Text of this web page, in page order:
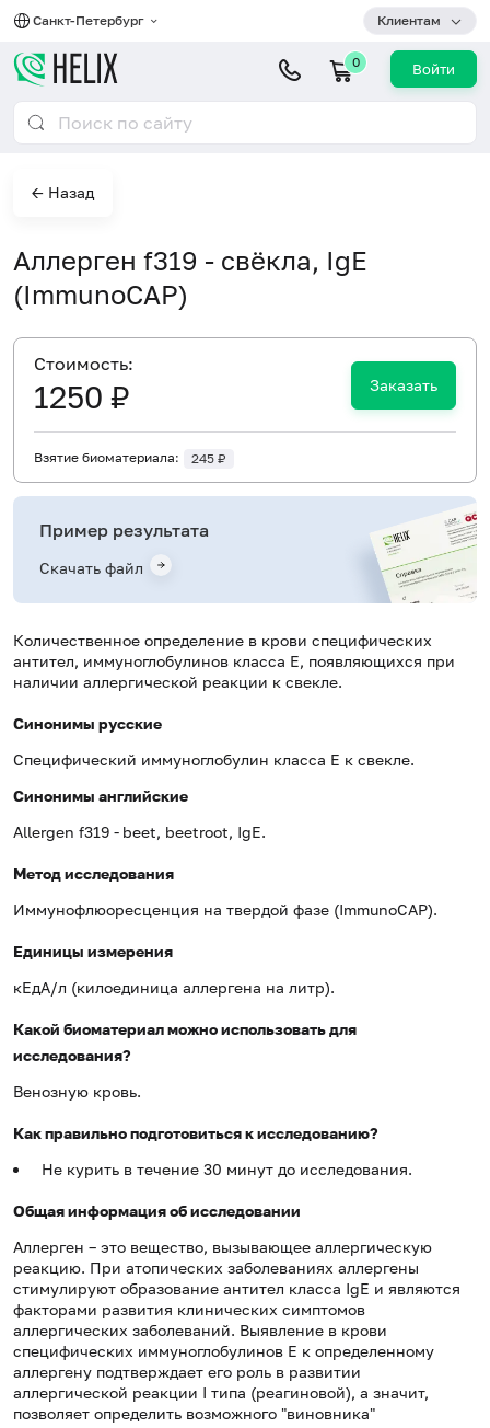
Санкт-Петербург Клиентам
0 Войти
← Назад
Аллерген f319 - свёкла, IgE
(ImmunoCAP)
Количественное определение в крови специфических
антител, иммуноглобулинов класса E, появляющихся при
наличии аллергической реакции к свекле.
Синонимы русские
Специфический иммуноглобулин класса Е к свекле.
Синонимы английские
Allergen f319 - beet, beetroot, IgE.
Метод исследования
Иммунофлюоресценция на твердой фазе (ImmunoCAP).
Единицы измерения
кЕдА/л (килоединица аллергена на литр).
Какой биоматериал можно использовать для
исследования?
Венозную кровь.
Как правильно подготовиться к исследованию?
Не курить в течение 30 минут до исследования.
Общая информация об исследовании
Аллерген – это вещество, вызывающее аллергическую
реакцию. При атопических заболеваниях аллергены
стимулируют образование антител класса IgE и являются
факторами развития клинических симптомов
аллергических заболеваний. Выявление в крови
специфических иммуноглобулинов Е к определенному
аллергену подтверждает его роль в развитии
аллергической реакции I типа (реагиновой), а значит,
позволяет определить возможного "виновника"
Cтоимость:
1250 ₽ Заказать
Взятие биоматериала: 245 ₽
Пример результата
Скачать файл